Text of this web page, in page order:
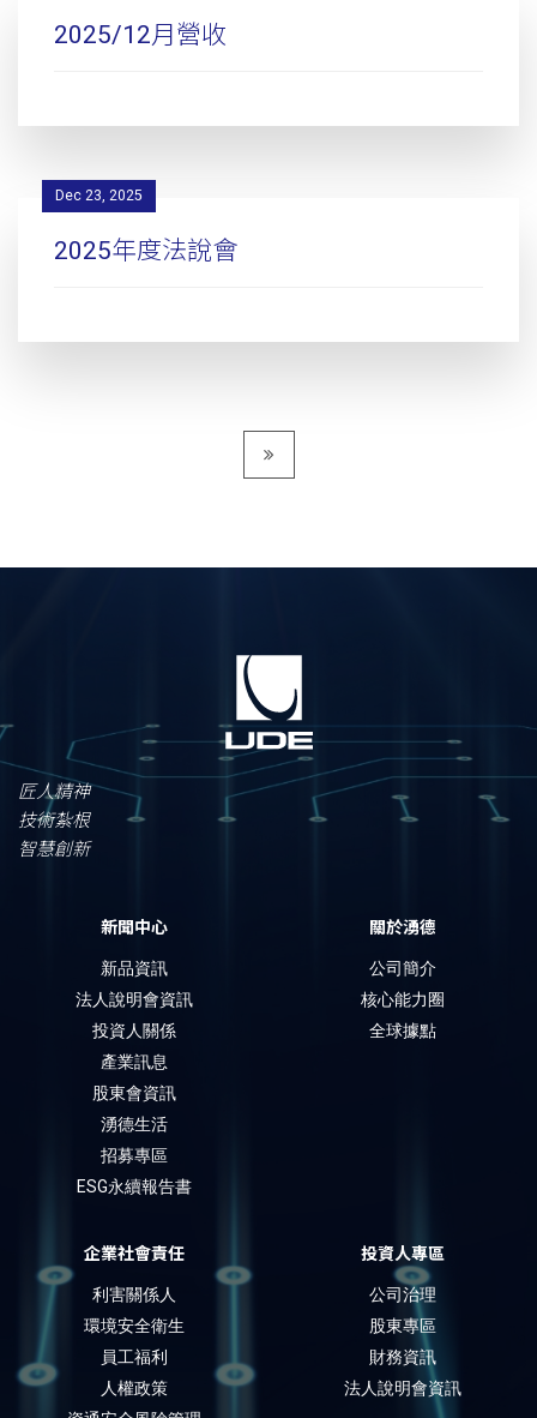
2025/12月營收
Dec 23, 2025
2025年度法說會
匠人精神
技術紮根
智慧創新
新聞中心
新品資訊
法人說明會資訊
投資人關係
產業訊息
股東會資訊
湧德生活
招募專區
ESG永續報告書
關於湧德
公司簡介
核心能力圈
全球據點
企業社會責任
利害關係人
環境安全衛生
員工福利
人權政策
投資人專區
公司治理
股東專區
財務資訊
法人說明會資訊